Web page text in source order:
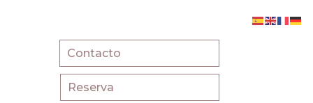
Contacto
Reserva